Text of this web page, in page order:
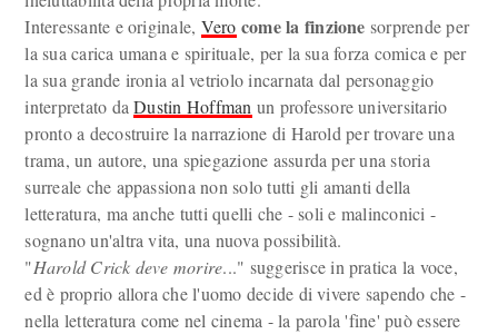
Interessante e originale, Vero come la finzione sorprende per
la sua carica umana e spirituale, per la sua forza comica e per
la sua grande ironia al vetriolo incarnata dal personaggio
interpretato daDustin Hoffman un professore universitario
pronto a decostruire la narrazione di Harold per trovare una
trama, un autore, una spiegazione assurda per una storia
surreale che appassiona non solo tutti gli amanti della
letteratura, ma anche tutti quelli che - soli e malinconici -
sognano un'altra vita, una nuova possibilità.
"Harold Crick deve morire..." suggerisce in pratica la voce,
ed è proprio allora che l'uomo decide di vivere sapendo che -
nella letteratura come nel cinema - la parola 'fine' può essere